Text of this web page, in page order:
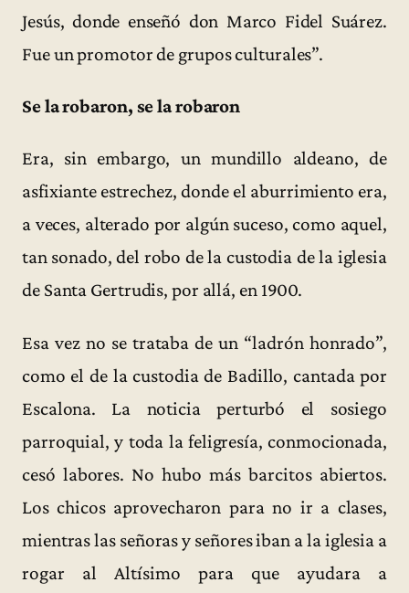
Jesús, donde enseñó don Marco Fidel Suárez.
Fue un promotor de grupos culturales”.
Se la robaron, se la robaron
Era, sin embargo, un mundillo aldeano, de
asfixiante estrechez, donde el aburrimiento era,
a veces, alterado por algún suceso, como aquel,
tan sonado, del robo de la custodia de la iglesia
de Santa Gertrudis, por allá, en 1900.
Esa vez no se trataba de un “ladrón honrado”,
como el de la custodia de Badillo, cantada por
Escalona. La noticia perturbó el sosiego
parroquial, y toda la feligresía, conmocionada,
cesó labores. No hubo más barcitos abiertos.
Los chicos aprovecharon para no ir a clases,
mientras las señoras y señores iban a la iglesia a
rogar al Altísimo para que ayudara a